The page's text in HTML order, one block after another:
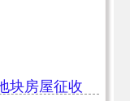
块房屋征收